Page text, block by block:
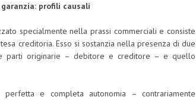
profili causali
specialmente nella prassi commerciali e consiste
creditoria. Esso si sostanzia nella presenza di due
parti originarie – debitore e creditore – e quello
perfetta e completa autonomia – contrariamente